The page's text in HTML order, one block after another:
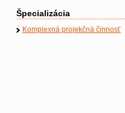
Špecializácia
Komplexná projekčná činnosť